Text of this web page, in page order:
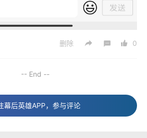
删除 0
-- End --
幕后英雄APP，参与评论